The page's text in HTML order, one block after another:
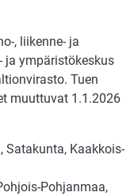
, liikenne- ja
ja ympäristökeskus
Tuen
muuttuvat 1.1.2026
Satakunta, Kaakkois-
Pohjanmaa,